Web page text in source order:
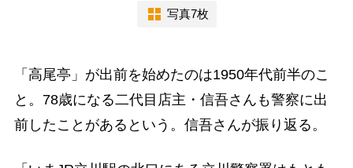
写真7枚
「高尾亭」が出前を始めたのは1950年代前半のこ
と。78歳になる二代目店主・信吾さんも警察に出
前したことがあるという。信吾さんが振り返る。